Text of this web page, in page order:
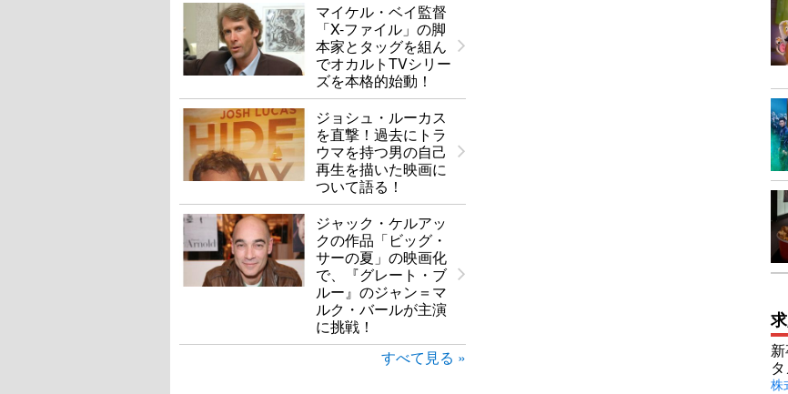
マイケル・ベイ監督
「X-ファイル」の脚
本家とタッグを組ん
でオカルトTVシリー
ズを本格的始動！
ジョシュ・ルーカス
を直撃！過去にトラ
ウマを持つ男の自己
再生を描いた映画に
ついて語る！
ジャック・ケルアッ
クの作品「ビッグ・
サーの夏」の映画化
で、『グレート・ブ
ルー』のジャン＝マ
ルク・バールが主演
に挑戦！
すべて見る »
株